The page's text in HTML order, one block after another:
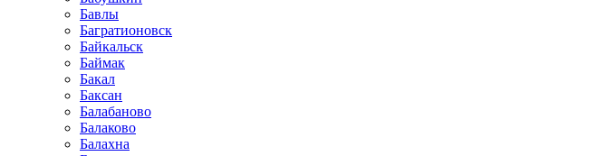
Бавлы
Багратионовск
Байкальск
Баймак
Бакал
Баксан
Балабаново
Балаково
Балахна